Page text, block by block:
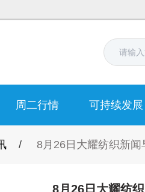
周二行情 可持续发展
/ 8月26日大耀纺织新闻
8月26日大耀纺